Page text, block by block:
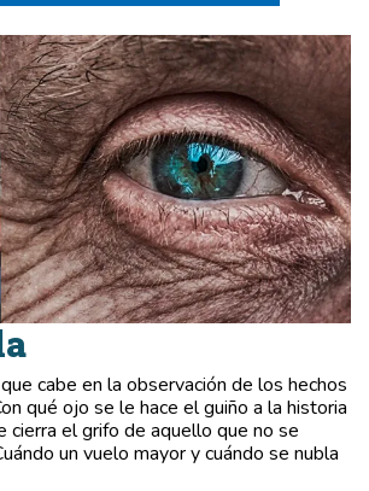
cabe en la observación de los hechos
qué ojo se le hace el guiño a la historia
cierra el grifo de aquello que no se
un vuelo mayor y cuándo se nubla